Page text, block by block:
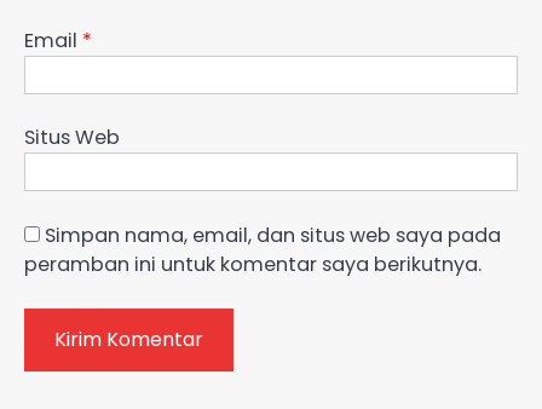
Email *
Situs Web
Simpan nama, email, dan situs web saya pada
peramban ini untuk komentar saya berikutnya.